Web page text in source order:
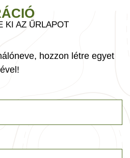
KI AZ ŰRLAPOT
hozzon létre egyet